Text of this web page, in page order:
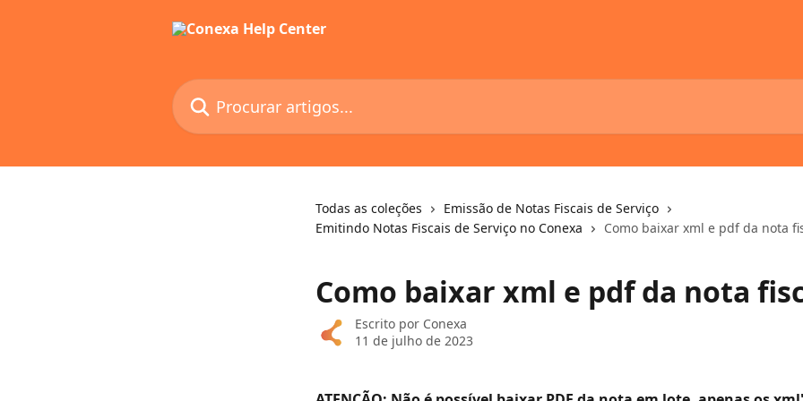
Procurar artigos...
Todas as coleções
Emissão de Notas Fiscais de Serviço
Emitindo Notas Fiscais de Serviço no Conexa
Como baixar xml e pdf da nota
Como baixar xml e pdf da nota
Escrito por Conexa
11 de julho de 2023